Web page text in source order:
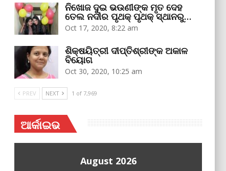
ନିଖୋଜ ଦୁଇ ଭଉଣୀଙ୍କ ମୃତ ଦେହ
ତେଲ ନଦୀର ପୃଥକ୍‌ ପୃଥକ୍‌ ସ୍ଥାନରୁ…
Oct 17, 2020, 8:22 am
ଶିକ୍ଷୟିତ୍ରୀ ଦୀପ୍ତିଶ୍ରୀଙ୍କ ଅକାଳ
ବିୟୋଗ
Oct 30, 2020, 10:25 am
PREV NEXT 1 of 7,969
ଆର୍କାଇଭ
August 2026